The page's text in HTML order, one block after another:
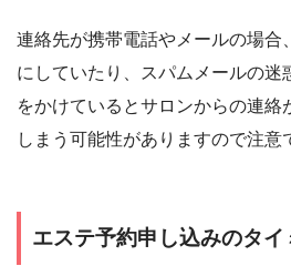
連絡先が携帯電話やメールの場合
にしていたり、スパムメールの迷
をかけているとサロンからの連絡
しまう可能性がありますので注意
エステ予約申し込みのタイ